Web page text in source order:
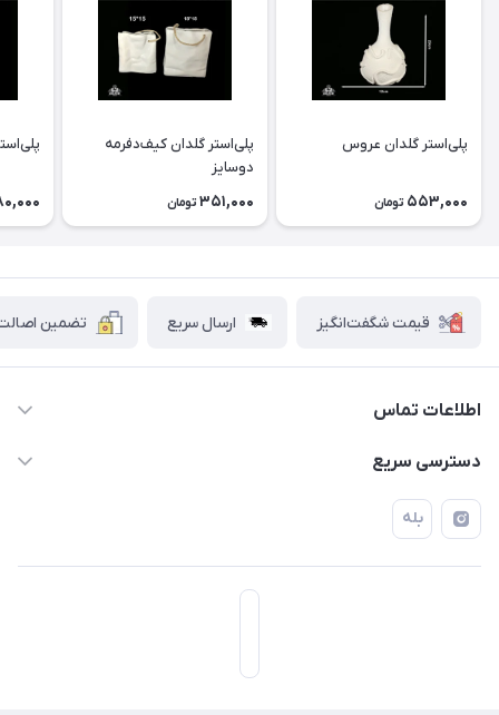
پلی‌استر گلدان عروس
553,000 تومان
پلی‌استر گلدان كيف‌دفرمه
دوسايز
351,000 تومان
قیمت شگفت‌انگیز ارسال سریع تضمین اصالت
اطلاعات تماس
۰۲۱۷۷۰۶۰۰۲۸ ـ ۰۹۱۹۰۰۲۸۲۴۷
فروشگاه آبتین
دسترسی سریع
حساب کاربری
بله